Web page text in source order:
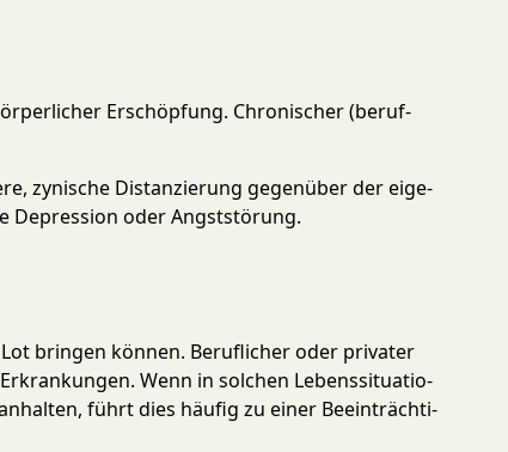
Er­schöpfung. Chro­nischer (beruf­
zy­nische Dis­tan­zierung gegen­über der ei­ge­
De­pression oder Angst­störung.
bringen können. Beruf­licher oder pri­va­ter
Wenn in solchen Lebens­situ­a­tio­
führt dies häufig zu einer Be­ein­träch­ti­